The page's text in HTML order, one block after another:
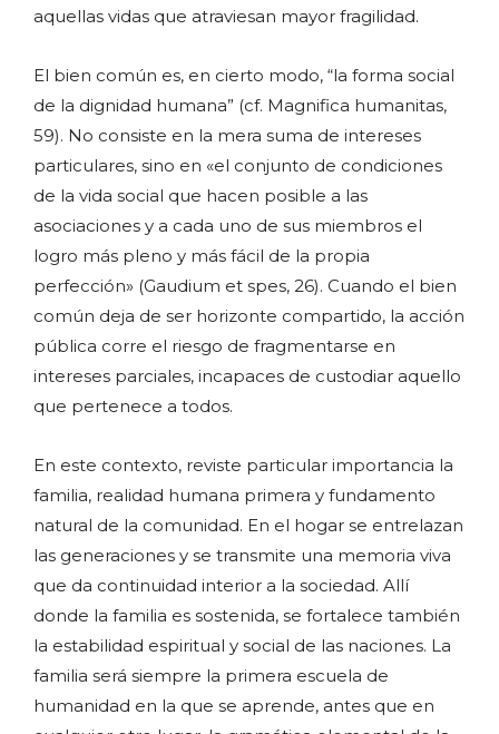
aquellas vidas que atraviesan mayor fragilidad.
El bien común es, en cierto modo, “la forma social
de la dignidad humana” (cf. Magnifica humanitas,
59). No consiste en la mera suma de intereses
particulares, sino en «el conjunto de condiciones
de la vida social que hacen posible a las
asociaciones y a cada uno de sus miembros el
logro más pleno y más fácil de la propia
perfección» (Gaudium et spes, 26). Cuando el bien
común deja de ser horizonte compartido, la acción
pública corre el riesgo de fragmentarse en
intereses parciales, incapaces de custodiar aquello
que pertenece a todos.
En este contexto, reviste particular importancia la
familia, realidad humana primera y fundamento
natural de la comunidad. En el hogar se entrelazan
las generaciones y se transmite una memoria viva
que da continuidad interior a la sociedad. Allí
donde la familia es sostenida, se fortalece también
la estabilidad espiritual y social de las naciones. La
familia será siempre la primera escuela de
humanidad en la que se aprende, antes que en